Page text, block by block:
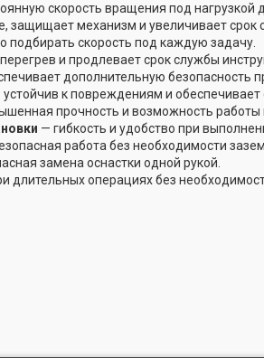
скорость вращения под нагрузкой
защищает механизм и увеличивает срок
подбирать скорость под каждую задачу.
и продлевает срок службы
дополнительную безопасность
устойчив к повреждениям и
прочность и возможность работы
— гибкость и удобство при
работа без необходимости
замена оснастки одной рукой.
длительных операциях без